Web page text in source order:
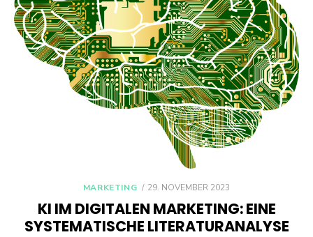
MARKETING
POSTED
29. NOVEMBER 2023
KI IM DIGITALEN MARKETING: EINE
SYSTEMATISCHE LITERATURANALYSE